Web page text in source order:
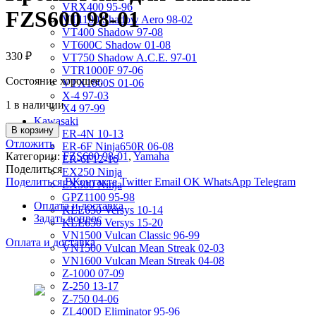
VRX400 95-96
VT1100 Shadow Aero 98-02
VT400 Shadow 97-08
VT600C Shadow 01-08
VT750 Shadow A.C.E. 97-01
VTR1000F 97-06
VTX1800S 01-06
X-4 97-03
X4 97-99
Kawasaki
ER-4N 10-13
ER-6F Ninja650R 06-08
ER-6F12-16
EX250 Ninja
EX300 Ninja
GPZ1100 95-98
KLE650 Versys 10-14
KLE650 Versys 15-20
VN1500 Vulcan Classic 96-99
VN1500 Vulcan Mean Streak 02-03
VN1600 Vulcan Mean Streak 04-08
Z-1000 07-09
Z-250 13-17
Z-750 04-06
ZL400D Eliminator 95-96
FZS600 98-01
330 ₽
Состояние хорошее.
1 в наличии
В корзину
Отложить
Категории:FZS600 98-01 , Yamaha
Поделиться
Поделиться ВКонтакте Twitter Email OK WhatsApp Telegram
Оплата и доставка
Задать вопрос
Оплата и доставка